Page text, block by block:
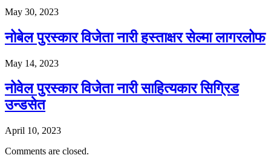
May 30, 2023
नोबेल पुरस्कार विजेता नारी हस्ताक्षर सेल्मा लागरलोफ
May 14, 2023
नोवेल पुरस्कार विजेता नारी साहित्यकार सिग्रिड
उन्डसेत
April 10, 2023
Comments are closed.